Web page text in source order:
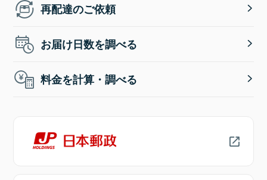
再配達のご依頼
お届け日数を調べる
料金を計算・調べる